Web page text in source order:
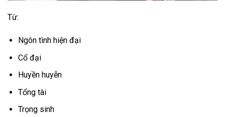
Từ:
Ngôn tình hiện đại
Cổ đại
Huyền huyễn
Tổng tài
Trọng sinh